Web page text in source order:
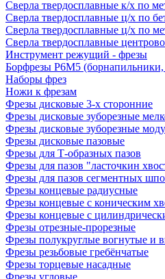
Сверла твердосплавные к/х по
Сверла твердосплавные ц/х по
Сверла твердосплавные ц/х по
Сверла твердосплавные
Инструмент режущий - фрезы
Борфрезы Р6М5
Наборы фрез
Ножи к фрезам
Фрезы дисковые 3-х сторонние
Фрезы дисковые зуборезные
Фрезы дисковые зуборезные
Фрезы дисковые пазовые
Фрезы для Т-образных пазов
Фрезы для пазов "ласточкин
Фрезы для пазов сегментных
Фрезы концевые радиусные
Фрезы концевые с коническим
Фрезы концевые с
Фрезы отрезные-прорезные
Фрезы полукруглые вогнутые и
Фрезы резьбовые гребёнчатые
Фрезы торцевые насадные
Фрезы угловые